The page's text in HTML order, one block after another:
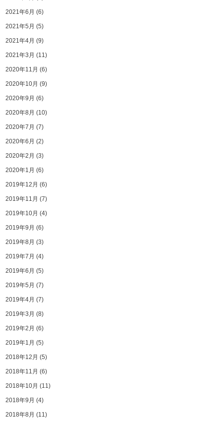
2021年6月 (6)
2021年5月 (5)
2021年4月 (9)
2021年3月 (11)
2020年11月 (6)
2020年10月 (9)
2020年9月 (6)
2020年8月 (10)
2020年7月 (7)
2020年6月 (2)
2020年2月 (3)
2020年1月 (6)
2019年12月 (6)
2019年11月 (7)
2019年10月 (4)
2019年9月 (6)
2019年8月 (3)
2019年7月 (4)
2019年6月 (5)
2019年5月 (7)
2019年4月 (7)
2019年3月 (8)
2019年2月 (6)
2019年1月 (5)
2018年12月 (5)
2018年11月 (6)
2018年10月 (11)
2018年9月 (4)
2018年8月 (11)